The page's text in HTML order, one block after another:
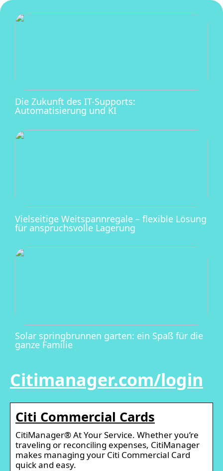
Die Zukunft des IT-Supports:
Automatisierung und KI
Vielseitige Weitspannregale – flexible Lösung
für anspruchsvolle Lagerung
Solar springbrunnen garten: ein Spaß für die
ganze Familie
Citimanager.com/login
Citi Commercial Cards
CitiManager® At Your Service. Whether you’re
traveling or reconciling expenses, CitiManager
makes managing your Citi Commercial Card
quick and easy.